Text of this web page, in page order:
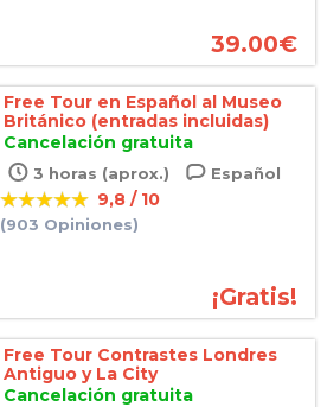
39.00€
Free Tour en Español al Museo
Británico (entradas incluidas)
Cancelación gratuita
3 horas (aprox.) Español
9,8 / 10
(903 Opiniones)
¡Gratis!
Free Tour Contrastes Londres
Antiguo y La City
Cancelación gratuita